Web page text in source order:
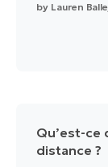
by Lauren
Qu’est-ce
distance ?